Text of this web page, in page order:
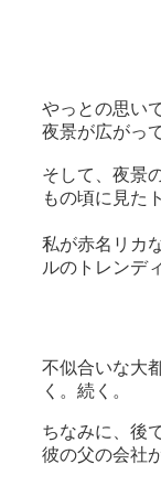
やっとの思い
夜景が広がっ
そして、夜景
もの頃に見た
私が赤名リカ
ルのトレンデ
不似合いな大
く。続く。
ちなみに、後
彼の父の会社